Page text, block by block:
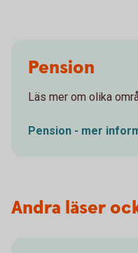
Pension
Läs mer om olika
Pension - mer
Andra läser